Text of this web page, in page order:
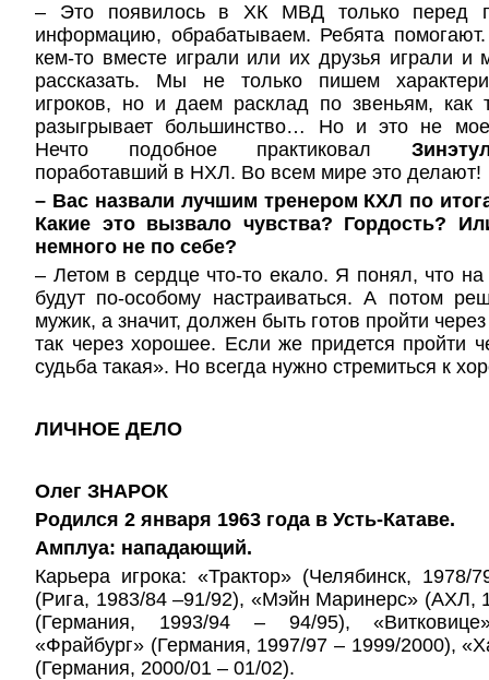
– Это появилось в ХК МВД только перед
информацию, обрабатываем. Ребята
кем-то вместе играли или их друзья играли и
рассказать. Мы не только пишем
игроков, но и даем расклад по звеньям, как
разыгрывает большинство… Но и это не мое
Нечто подобное практиковал
поработавший в НХЛ. Во всем мире это делают!
– Вас назвали лучшим тренером КХЛ по
Какие это вызвало чувства? Гордость?
немного не по себе?
– Летом в сердце что-то екало. Я понял, что
будут по-особому настраиваться. А потом
мужик, а значит, должен быть готов пройти
так через хорошее. Если же придется пройти
судьба такая». Но всегда нужно стремиться к
ЛИЧНОЕ ДЕЛО
Олег ЗНАРОК
Родился 2 января 1963 года в Усть-Катаве.
Амплуа: нападающий.
Карьера игрока: «Трактор» (Челябинск,
(Рига, 1983/84 –91/92), «Мэйн Маринерс» (АХЛ,
(Германия, 1993/94 – 94/95),
«Фрайбург» (Германия, 1997/97 – 1999/2000),
(Германия, 2000/01 – 01/02).